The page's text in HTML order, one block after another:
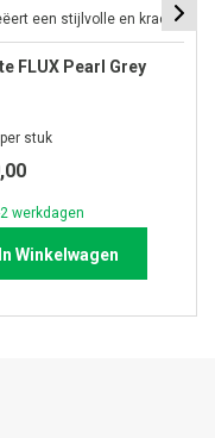
Creëert een stijlvolle en krachtige accentverlichting tot vijf meter.
FLUX Pearl Grey
stuk
werkdagen
In Winkelwagen